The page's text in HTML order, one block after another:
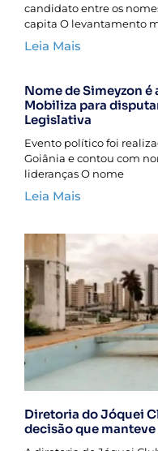
candidato entre os
capita O levantamento
Leia Mais
Nome de Simeyzon
Mobiliza para
Legislativa
Evento político foi
Goiânia e contou com
lideranças O nome
Leia Mais
Diretoria do Jóquei
decisão que